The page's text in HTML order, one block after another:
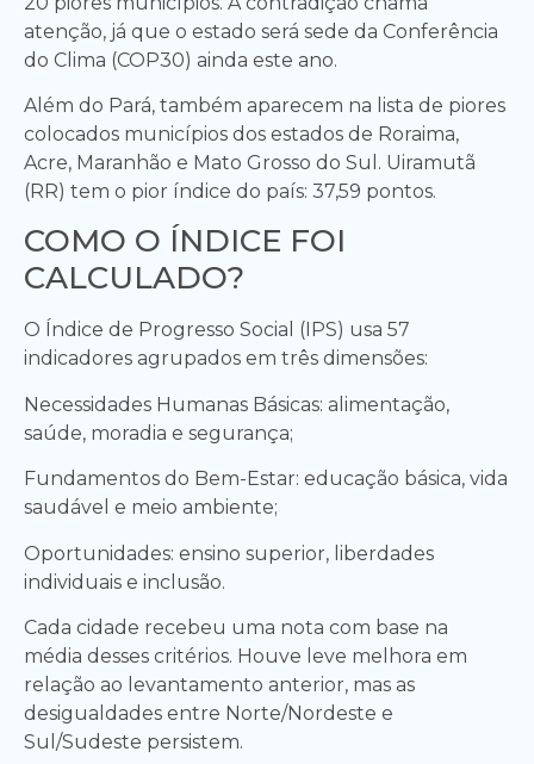
atenção, já que o estado será sede da Conferência
do Clima (COP30) ainda este ano.
Além do Pará, também aparecem na lista de piores
colocados municípios dos estados de Roraima,
Acre, Maranhão e Mato Grosso do Sul. Uiramutã
(RR) tem o pior índice do país: 37,59 pontos.
COMO O ÍNDICE FOI
CALCULADO?
O Índice de Progresso Social (IPS) usa 57
indicadores agrupados em três dimensões:
Necessidades Humanas Básicas: alimentação,
saúde, moradia e segurança;
Fundamentos do Bem-Estar: educação básica, vida
saudável e meio ambiente;
Oportunidades: ensino superior, liberdades
individuais e inclusão.
Cada cidade recebeu uma nota com base na
média desses critérios. Houve leve melhora em
relação ao levantamento anterior, mas as
desigualdades entre Norte/Nordeste e
Sul/Sudeste persistem.